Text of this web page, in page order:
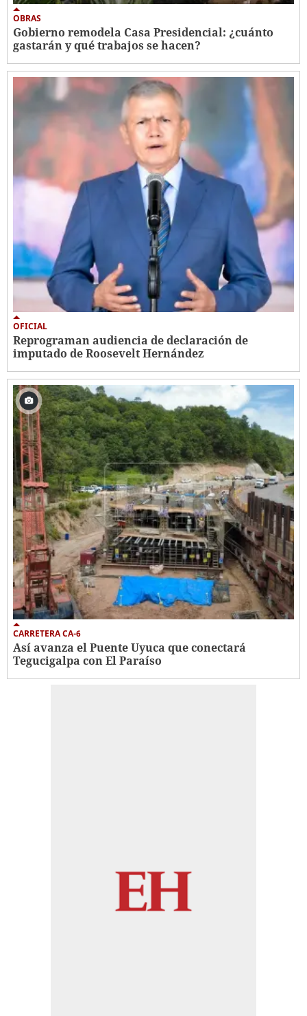
OBRAS
Gobierno remodela Casa Presidencial: ¿cuánto
gastarán y qué trabajos se hacen?
OFICIAL
Reprograman audiencia de declaración de
imputado de Roosevelt Hernández
CARRETERA CA-6
Así avanza el Puente Uyuca que conectará
Tegucigalpa con El Paraíso